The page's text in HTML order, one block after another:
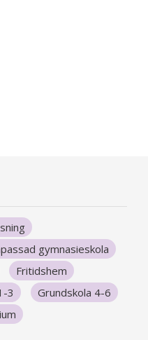
gymnasieskola
Fritidshem
3
Grundskola 4-6